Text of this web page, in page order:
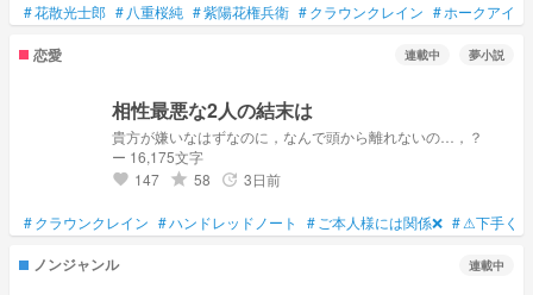
#花散光士郎 #八重桜純 #紫陽花権兵衛 #クラウンクレイン #ホークアイズ
恋愛 連載中 夢小説
相性最悪な2人の結末は
貴方が嫌いなはずなのに，なんで頭から離れないの…，？
ー 16,175文字
favorite 147 grade 58 update 3日前
#クラウンクレイン #ハンドレッドノート # ご本人様には関係❌ #⚠下手く
ノンジャンル 連載中